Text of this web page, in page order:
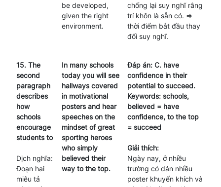
be developed,
given the right
environment.
chống lại suy nghĩ rằng
trí khôn là sẵn có. =>
thời điểm bắt đầu thay
đổi suy nghĩ.
15. The
second
paragraph
describes
how
schools
encourage
students to
Dịch nghĩa:
Đoạn hai
miêu tả
In many schools
today you will see
hallways covered
in motivational
posters and hear
speeches on the
mindset of great
sporting heroes
who simply
believed their
way to the top.
Đáp án: C. have
confidence in their
potential to succeed.
Keywords: schools,
believed = have
confidence, to the top
= succeed
Giải thích:
Ngày nay, ở nhiều
trường có dán nhiều
poster khuyến khích và